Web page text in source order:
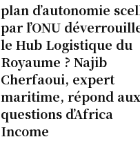
plan d’autonomie
par l’ONU
le Hub Logistique du
Royaume ? Najib
Cherfaoui, expert
maritime, répond aux
questions d’Africa
Income